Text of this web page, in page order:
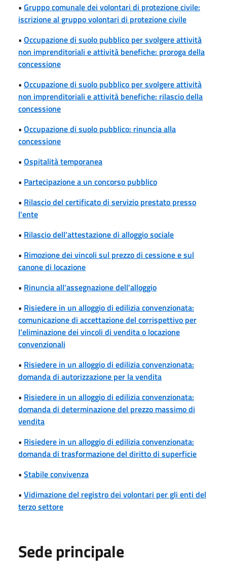
• Gruppo comunale dei volontari di protezione civile:
iscrizione al gruppo volontari di protezione civile
• Occupazione di suolo pubblico per svolgere attività
non imprenditoriali e attività benefiche: proroga della
concessione
• Occupazione di suolo pubblico per svolgere attività
non imprenditoriali e attività benefiche: rilascio della
concessione
• Occupazione di suolo pubblico: rinuncia alla
concessione
• Ospitalità temporanea
• Partecipazione a un concorso pubblico
• Rilascio del certificato di servizio prestato presso
l'ente
• Rilascio dell'attestazione di alloggio sociale
• Rimozione dei vincoli sul prezzo di cessione e sul
canone di locazione
• Rinuncia all'assegnazione dell'alloggio
• Risiedere in un alloggio di edilizia convenzionata:
comunicazione di accettazione del corrispettivo per
l’eliminazione dei vincoli di vendita o locazione
convenzionali
• Risiedere in un alloggio di edilizia convenzionata:
domanda di autorizzazione per la vendita
• Risiedere in un alloggio di edilizia convenzionata:
domanda di determinazione del prezzo massimo di
vendita
• Risiedere in un alloggio di edilizia convenzionata:
domanda di trasformazione del diritto di superficie
• Stabile convivenza
• Vidimazione del registro dei volontari per gli enti del
terzo settore
Sede principale